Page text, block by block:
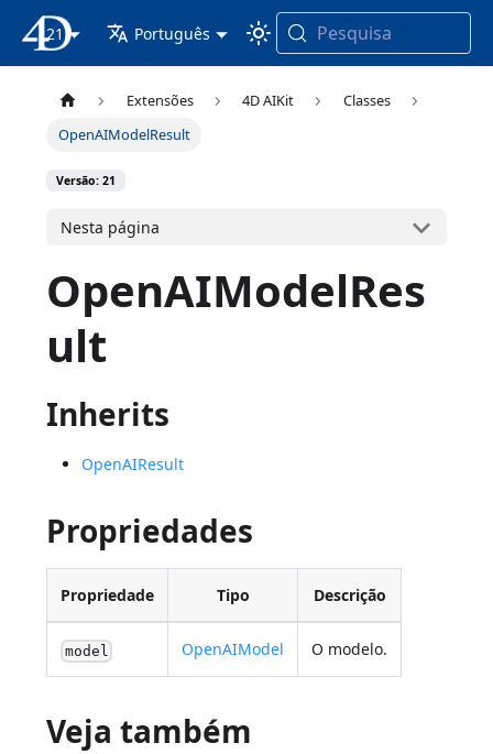
Documentação 4D
21 Português Pesquisa
Extensões 4D AIKit
Classes
OpenAIModelResult
Versão: 21
Nesta página
OpenAIModelRes
ult
Inherits
OpenAIResult
Propriedades
Propriedade Tipo Descrição
model OpenAIModel O modelo.
Veja também